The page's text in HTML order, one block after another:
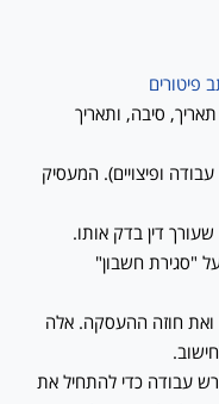
פיטורים
סיבה, ותאריך
ופיצויים). המעסיק
שעורך דין בדק אותו.
"סגירת חשבון"
ואת חוזה ההעסקה. אלה
עבודה כדי להתחיל את